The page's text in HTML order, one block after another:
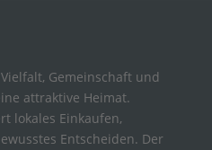
Gemeinschaft und
attraktive Heimat.
lokales Einkaufen,
Entscheiden. Der